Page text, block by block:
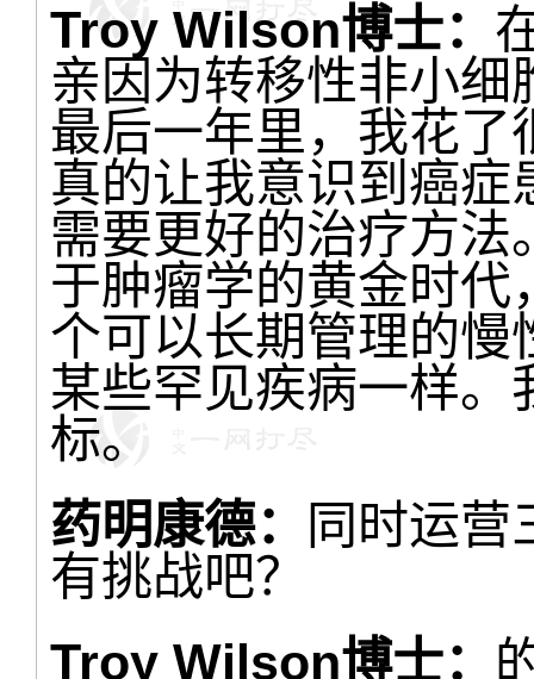
Troy Wilson博士：
亲因为转移性非小
最后一年里，我花
真的让我意识到癌
需要更好的治疗方
于肿瘤学的黄金时
个可以长期管理的慢
某些罕见疾病一样
标。
药明康德：
同时运营
有挑战吧？
Troy Wilson博士：